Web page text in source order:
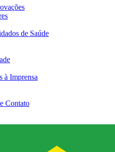
de Saúde
à Imprensa
Contato